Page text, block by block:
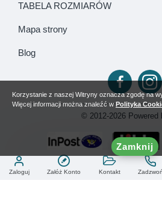
TABELA ROZMIARÓW
Mapa strony
Blog
© 2012-2026 Powered
Zaloguj Załóż Konto Kontakt Zadzwoń
Zamknij
Korzystanie z naszej Witryny oznacza zgodę na
Więcej informacji można znaleźć wPolityka